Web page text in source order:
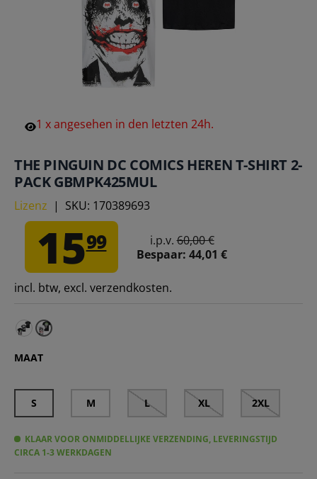
1 xangesehen in den letzten 24h.
THE PINGUIN DC COMICS HEREN T-SHIRT 2-
PACK GBMPK425MUL
Lizenz | SKU: 170389693
1599 i.p.v.60,00 €
Bespaar: 44,01 €
incl. btw, excl. verzendkosten.
MAAT
S M L XL 2XL
KLAAR VOOR ONMIDDELLIJKE VERZENDING, LEVERINGSTIJD
CIRCA 1-3 WERKDAGEN